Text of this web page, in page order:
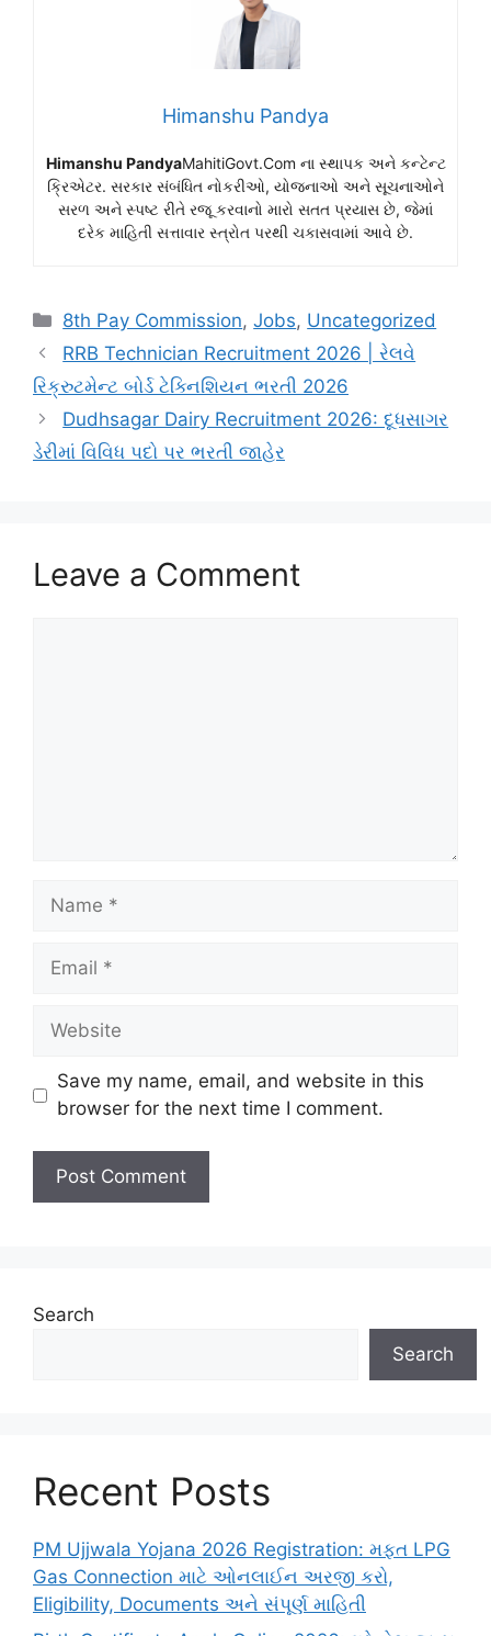
Himanshu Pandya
Himanshu PandyaMahitiGovt.Com ના સ્થાપક અને કન્ટેન્ટ
ક્રિએટર. સરકાર સંબંધિત નોકરીઓ, યોજનાઓ અને સૂચનાઓને
સરળ અને સ્પષ્ટ રીતે રજૂ કરવાનો મારો સતત પ્રયાસ છે, જેમાં
દરેક માહિતી સત્તાવાર સ્ત્રોત પરથી ચકાસવામાં આવે છે.
Categories
8th Pay Commission,Jobs, Uncategorized
RRB Technician Recruitment 2026 | રેલવે
રિક્રુટમેન્ટ બોર્ડ ટેક્નિશિયન ભરતી 2026
Dudhsagar Dairy Recruitment 2026: દૂધસાગર
ડેરીમાં વિવિધ પદો પર ભરતી જાહેર
Leave a Comment
Name
Email
Website
Save my name, email, and website in this
browser for the next time I comment.
Search
Search
Recent Posts
PM Ujjwala Yojana 2026 Registration: મફત LPG
Gas Connection માટે ઓનલાઈન અરજી કરો,
Eligibility, Documents અને સંપૂર્ણ માહિતી